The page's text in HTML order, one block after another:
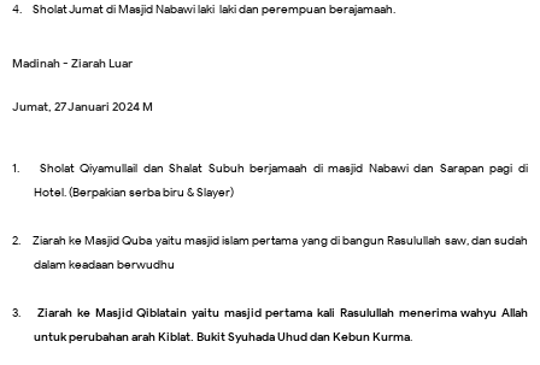
4. Sholat Jumat di Masjid Nabawi laki-laki dan perempuan berajamaah.
Madinah - Ziarah Luar
Jumat, 27 Januari 2024 M
1.
Sholat Qiyamullail dan Shalat Subuh berjamaah di masjid Nabawi dan Sarapan pagi di
Hotel. (Berpakian serba biru & Slayer)
2.
Ziarah ke Masjid Quba yaitu masjid islam pertama yang di bangun Rasulullah saw, dan sudah
dalam keadaan berwudhu
3.
Ziarah ke Masjid Qiblatain yaitu masjid pertama kali Rasulullah menerima wahyu Allah
untuk perubahan arah Kiblat. Bukit Syuhada Uhud dan Kebun Kurma.